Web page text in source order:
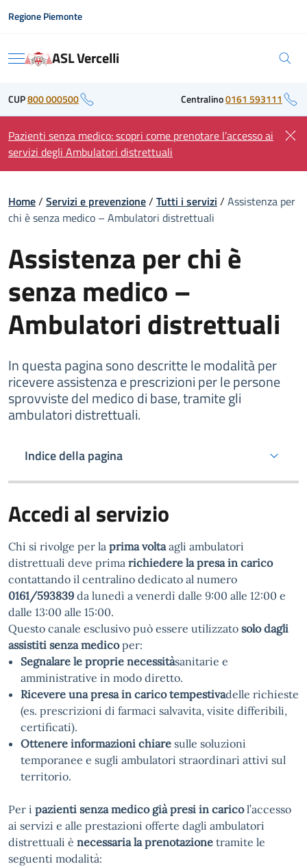
Regione Piemonte
Menu ASL Vercelli
CUP800 000500 Centralino0161 593111
Pazienti senza medico: scopri come prenotare l’accesso ai
servizi degli Ambulatori distrettuali
Home/ Servizi e prevenzione/ Tutti i servizi / Assistenza per
chi è senza medico – Ambulatori distrettuali
Assistenza per chi è
senza medico –
Ambulatori distrettuali
In questa pagina sono descritte le modalità per
ricevere assistenza e prescrizioni per le persone
sprovviste del medico di base, tramite gli
ambulatori distrettuali.
Indice della pagina
Accedi al servizio
Chi si rivolge per la prima voltaagli ambulatori
distrettuali deve prima richiedere la presa in carico
contattando il centralino dedicato al numero
0161/593839 da lunedì a venerdì dalle 9:00 alle 12:00 e
dalle 13:00 alle 15:00.
Questo canale esclusivo può essere utilizzato solo dagli
assistiti senza medicoper:
Segnalare le proprie necessitàsanitarie e
amministrative in modo diretto.
Ricevere una presa in carico tempestivadelle richieste
(es. prescrizioni di farmaci salvavita, visite differibili,
certificati).
Ottenere informazioni chiare sulle soluzioni
temporanee e sugli ambulatori straordinari attivi sul
territorio.
Per i pazienti senza medico già presi in caricol’accesso
ai servizi e alle prestazioni offerte dagli ambulatori
distrettuali è necessaria la prenotazione tramite le
seguenti modalità: